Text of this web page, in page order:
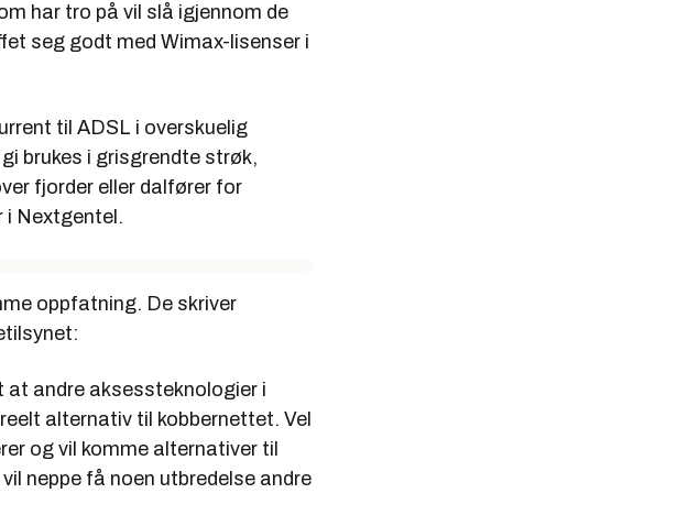
har tro på vil slå igjennom de
seg godt med Wimax-lisenser i
til ADSL i overskuelig
brukes i grisgrendte strøk,
fjorder eller dalfører for
i Nextgentel.
oppfatning. De skriver
andre aksessteknologier i
alternativ til kobbernettet. Vel
og vil komme alternativer til
neppe få noen utbredelse andre